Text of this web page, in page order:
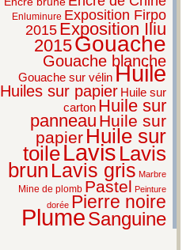
Enluminure Exposition Firpo
2015 Exposition Iliu
2015Gouache
Gouache blanche
Gouache sur vélinHuile
Huiles sur papier Huile sur
carton Huile sur
panneau Huile sur
papier Huile sur
toileLavis Lavis
brun Lavis gris Marbre
Mine de plomb Pastel Peinture
dorée Pierre noire
PlumeSanguine